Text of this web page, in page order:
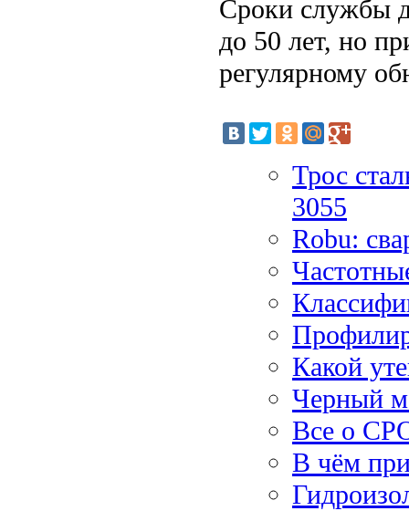
Сроки службы
до 50 лет, но
регулярному
Трос
3055
Robu:
Какой
Черный
Все о
В чём